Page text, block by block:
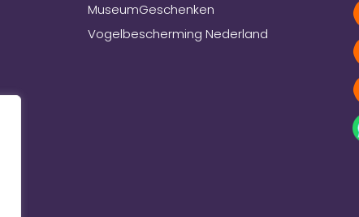
MuseumGeschenken
Vogelbescherming Nederland